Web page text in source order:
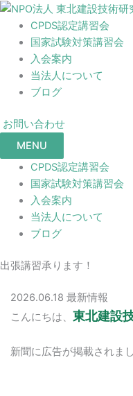
CPDS認定講習会
国家試験対策講習会
入会案内
当法人について
ブログ
お問い合わせ
MENU
CPDS認定講習会
国家試験対策講習会
入会案内
当法人について
ブログ
出張講習承ります！
2026.06.18 最新情報
こんにちは、 東北建設
新聞に広告が掲載されま